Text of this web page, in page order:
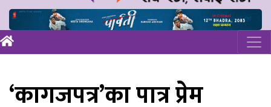
‘कागजपत्र’का पात्र प्रेम